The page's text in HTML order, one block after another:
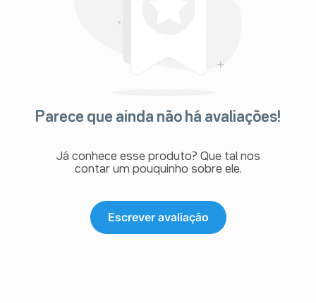
Parece que ainda não há avaliações!
Já conhece esse produto? Que tal nos
contar um pouquinho sobre ele.
Escrever avaliação